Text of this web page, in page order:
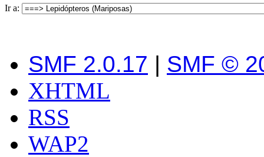
Ir a:
SMF 2.0.17 | SMF ©
XHTML
RSS
WAP2